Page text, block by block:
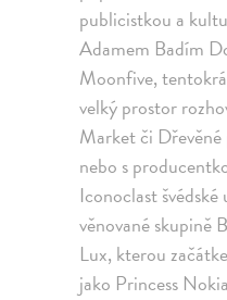
publicistkou a
Adamem Badím
Moonfive,
velký prostor
Market či
nebo s
Iconoclast
věnované skupině
Lux, kterou
jako Princess